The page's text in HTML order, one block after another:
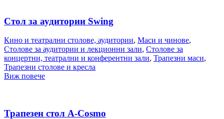
Стол за аудитории Swing
Кино и театрални столове, аудитории, Маси и чинове,
Столове за аудитории и лекционни зали, Столове за
концертни, театрални и конферентни зали, Трапезни маси,
Трапезни столове и кресла
Виж повече
Трапезен стол A-Cosmo